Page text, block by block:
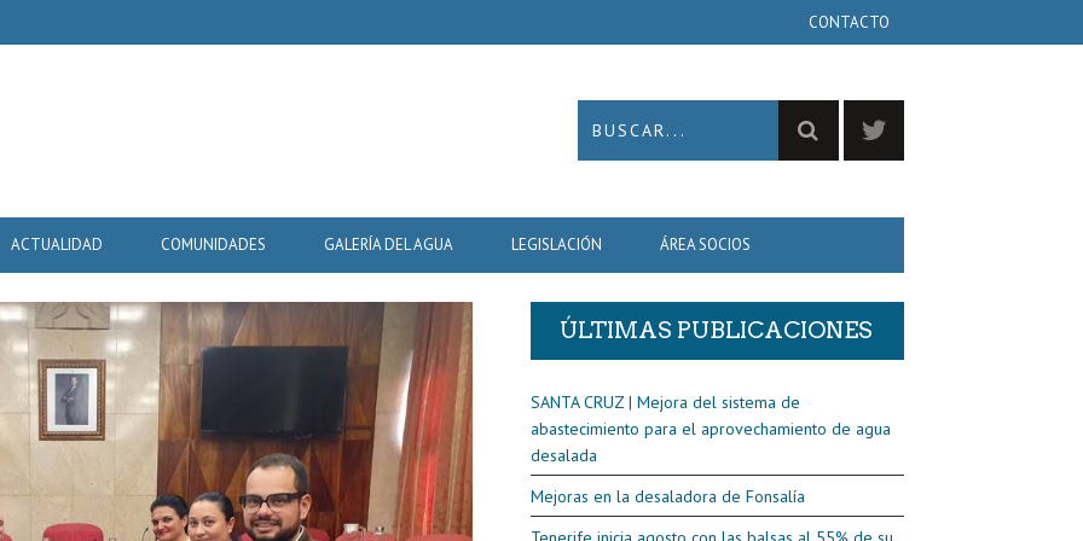
CONTACTO
ACTUALIDAD COMUNIDADES GALERÍA DEL AGUA LEGISLACIÓN ÁREA SOCIOS
ÚLTIMAS PUBLICACIONES
SANTA CRUZ | Mejora del sistema de
abastecimiento para el aprovechamiento de agua
desalada
Mejoras en la desaladora de Fonsalía